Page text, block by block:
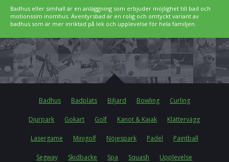
Badhus eller simhall är en anläggning som erbjuder möjlighet till bad och
motionssim inomhus. Äventyrsbad är en rolig och omtyckt variant av
badhus som är mer inriktad på lek och upplevelse för hela familjen.
Badhus Badplats Biljard Bowling Curling
Djurpark Gokart Golf Kanot & Kajak Klättervägg
Lasergame Minigolf Nöjespark Padel Paintball
Segway Skidbacke Spa Squash Upplevelse